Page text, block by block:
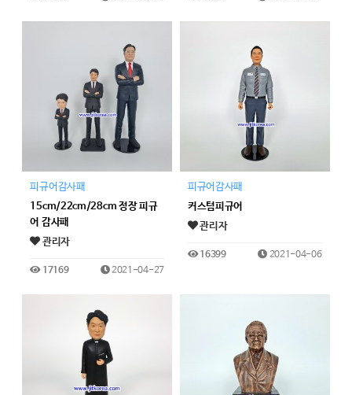
피규어감사패
15cm/22cm/28cm 정장 피규
어 감사패
관리자
17169 2021-04-27
피규어감사패
커스텀피규어
관리자
16399 2021-04-06